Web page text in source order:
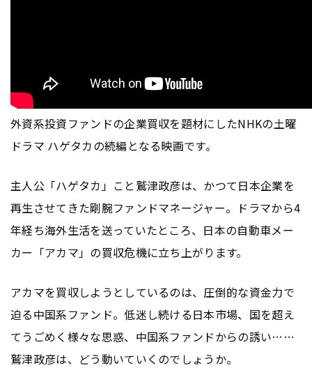
外資系投資ファンドの企業買収を題材にしたNHKの土曜
ドラマ ハゲタカの続編となる映画です。
主人公「ハゲタカ」こと鷲津政彦は、かつて日本企業を
再生させてきた剛腕ファンドマネージャー。ドラマから4
年経ち海外生活を送っていたところ、日本の自動車メー
カー「アカマ」の買収危機に立ち上がります。
アカマを買収しようとしているのは、圧倒的な資金力で
迫る中国系ファンド。低迷し続ける日本市場、国を超え
てうごめく様々な思惑、中国系ファンドからの誘い……
鷲津政彦は、どう動いていくのでしょうか。